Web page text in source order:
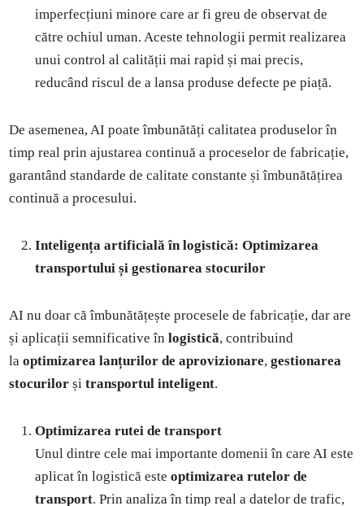
imperfecțiuni minore care ar fi greu de observat de
către ochiul uman. Aceste tehnologii permit realizarea
unui control al calității mai rapid și mai precis,
reducând riscul de a lansa produse defecte pe piață.
De asemenea, AI poate îmbunătăți calitatea produselor în
timp real prin ajustarea continuă a proceselor de fabricație,
garantând standarde de calitate constante și îmbunătățirea
continuă a procesului.
Inteligența artificială în logistică: Optimizarea
transportului și gestionarea stocurilor
AI nu doar că îmbunătățește procesele de fabricație, dar are
și aplicații semnificative înlogistică, contribuind
laoptimizarea lanțurilor de aprovizionare,gestionarea
stocurilor șitransportul inteligent.
Optimizarea rutei de transport
Unul dintre cele mai importante domenii în care AI este
aplicat în logistică esteoptimizarea rutelor de
transport. Prin analiza în timp real a datelor de trafic,